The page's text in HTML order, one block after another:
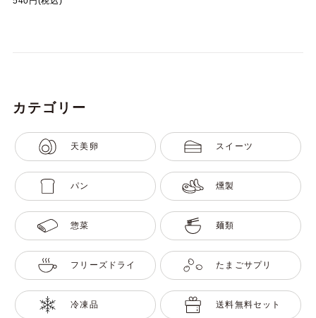
カテゴリー
天美卵 スイーツ
パン 燻製
惣菜 麺類
フリーズドライ たまごサプリ
冷凍品 送料無料セット